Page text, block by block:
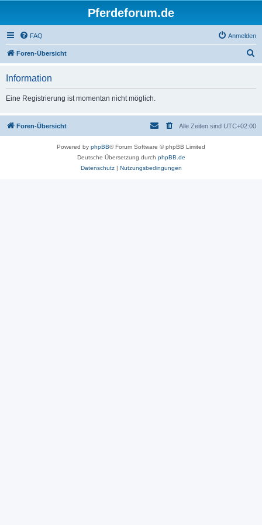
Pferdeforum.de
FAQ Anmelden
Foren-Übersicht
Information
Eine Registrierung ist momentan nicht möglich.
Foren-Übersicht Alle Zeiten sind UTC+02:00
Powered by phpBB® Forum Software © phpBB Limited
Deutsche Übersetzung durch phpBB.de
Datenschutz| Nutzungsbedingungen